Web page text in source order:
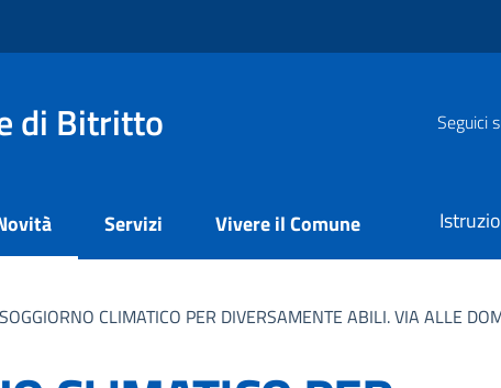
di Bitritto Seguici
Servizi Vivere il Comune
SOGGIORNO CLIMATICO PER DIVERSAMENTE ABILI. VIA ALLE